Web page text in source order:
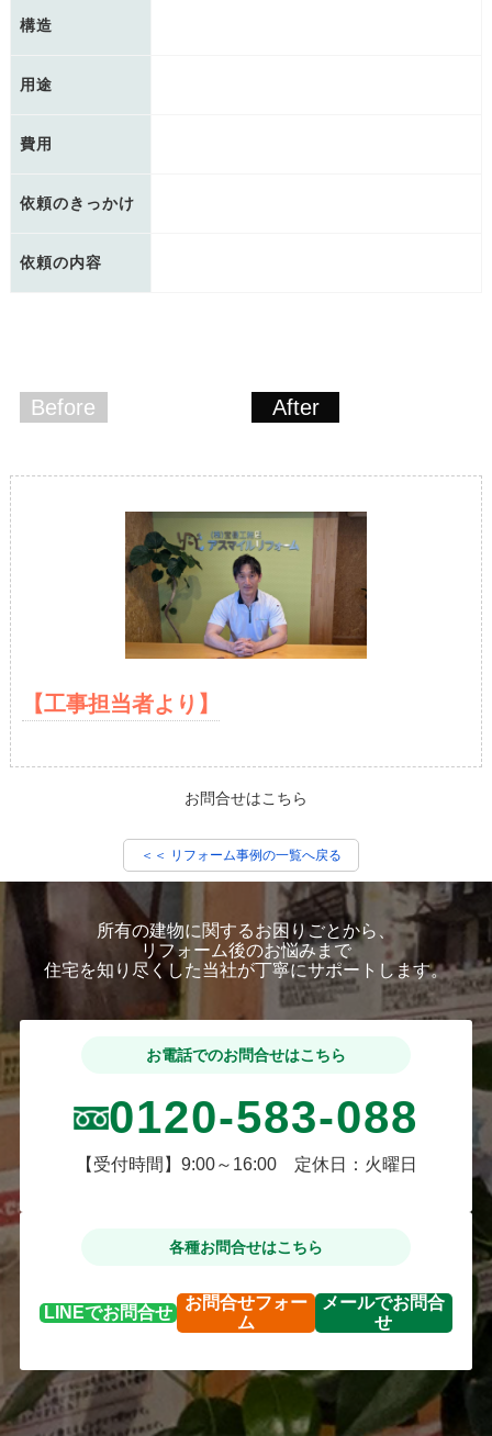
構造
用途
費用
依頼のきっかけ
依頼の内容
Before After
【工事担当者より】
お問合せはこちら
＜＜ リフォーム事例の一覧へ戻る
所有の建物に関するお困りごとから、
リフォーム後のお悩みまで
住宅を知り尽くした当社が丁寧にサポートします。
お電話でのお問合せはこちら
0120-583-088
【受付時間】9:00～16:00 定休日：火曜日
各種お問合せはこちら
LINEでお問合せ
お問合せフォー
ム
メールでお問合
せ